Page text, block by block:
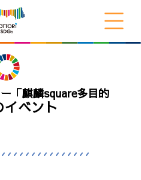
「麒麟square多目的
イベント